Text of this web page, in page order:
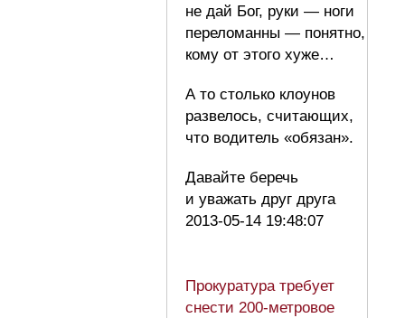
не дай Бог, руки — ноги
переломанны — понятно,
кому от этого хуже…
А то столько клоунов
развелось, считающих,
что водитель «обязан».
Давайте беречь
и уважать друг друга
2013-05-14 19:48:07
Прокуратура требует
снести 200-метровое